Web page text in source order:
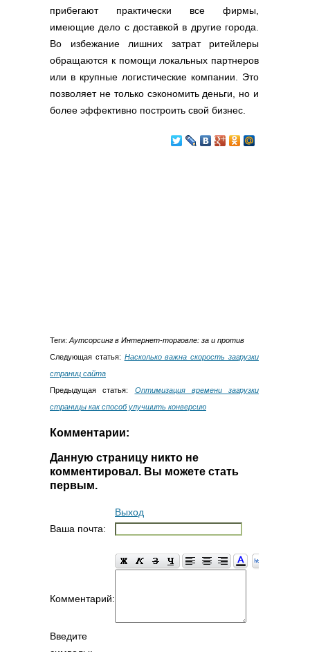
прибегают практически все фирмы,
имеющие дело с доставкой в другие города.
Во избежание лишних затрат ритейлеры
обращаются к помощи локальных партнеров
или в крупные логистические компании. Это
позволяет не только сэкономить деньги, но и
более эффективно построить свой бизнес.
Теги: Аутсорсинг в Интернет-торговле: за и против
Следующая статья: Насколько важна скорость загрузки
страниц сайта
Предыдущая статья: Оптимизация времени загрузки
страницы как способ улучшить конверсию
Комментарии:
Данную страницу никто не
комментировал. Вы можете стать
первым.
Выход
Ваша почта:
Комментарий:
Введите